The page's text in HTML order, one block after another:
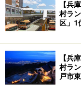
【兵
村ラ
区」1
【兵
村ラ
戸市